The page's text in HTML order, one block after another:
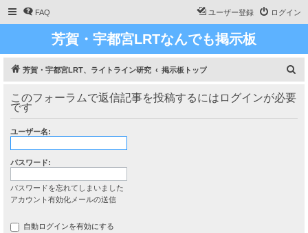
FAQ ログイン
ユーザー登録
芳賀・宇都宮LRTなんでも掲示板
芳賀・宇都宮LRT、ライトライン研究 掲示板トップ
このフォーラムで返信記事を投稿するにはログインが必要
です
ユーザー名:
パスワード:
パスワードを忘れてしまいました
アカウント有効化メールの送信
自動ログインを有効にする